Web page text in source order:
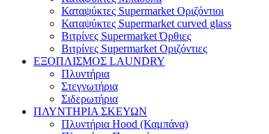
Καταψύκτες Supermarket Οριζόντιοι
Καταψύκτες Supermarket curved glass
Βιτρίνες Supermarket Όρθιες
Βιτρίνες Supermarket Οριζόντιες
ΕΞΟΠΛΙΣΜΟΣ LAUNDRY
Πλυντήρια
Στεγνωτήρια
Σιδερωτήρια
ΠΛΥΝΤΗΡΙΑ ΣΚΕΥΩΝ
Πλυντήρια Hood (Καμπάνα)